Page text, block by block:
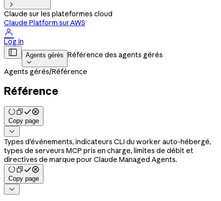

Claude sur les plateformes cloud
Claude Platform sur AWS

Log in
 Agents gérés

Référence des agents gérés
Agents gérés/Référence
Référence
Copy page

Types d'événements, indicateurs CLI du worker auto-hébergé,
types de serveurs MCP pris en charge, limites de débit et
directives de marque pour Claude Managed Agents.
Copy page
